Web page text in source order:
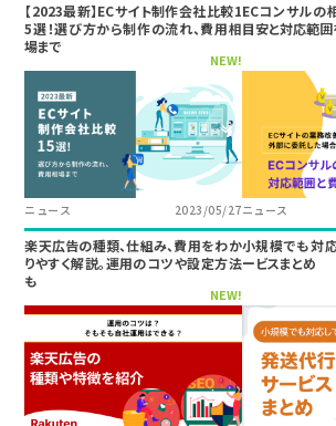
【2023最新】ECサイト制作会社比較1
5選！選び方から制作の流れ、費用相
場まで
NEW!
ニュース 2023/05/27
ECコンサルの
目安と対応範
ニュース
楽天広告の種類、仕組み、費用をわか
りやすく解説。運用のコツや設定方法
も
NEW!
小規模でも対
ービスまとめ